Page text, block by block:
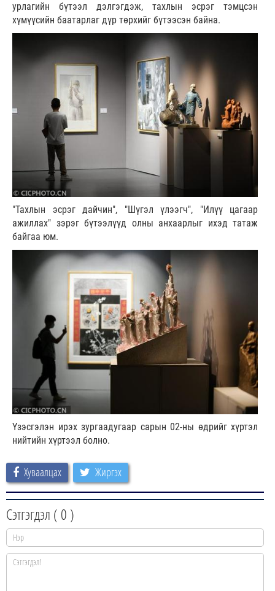
урлагийн бүтээл дэлгэгдэж, тахлын эсрэг тэмцсэн
хүмүүсийн баатарлаг дүр төрхийг бүтээсэн байна.
"Тахлын эсрэг дайчин", "Шүгэл үлээгч", "Илүү цагаар
ажиллах" зэрэг бүтээлүүд олны анхаарлыг ихэд татаж
байгаа юм.
Үзэсгэлэн ирэх зургаадугаар сарын 02-ны өдрийг хүртэл
нийтийн хүртээл болно.
Хуваалцах Жиргэх
Сэтгэгдэл ( 0 )